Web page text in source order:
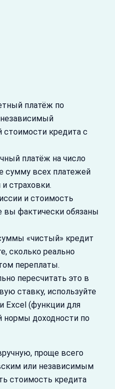
платёж по
стоимости кредита с
платёж на число
сумму всех платежей
страховки.
и стоимость
вы фактически обязаны
«чистый» кредит
сколько реально
переплаты.
пересчитать это в
ставку, используйте
Excel (функции для
нормы доходности по
проще всего
или независимым
стоимость кредита